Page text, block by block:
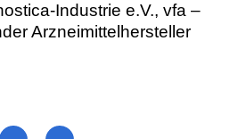
Industrie e.V., vfa –
Arzneimittelhersteller